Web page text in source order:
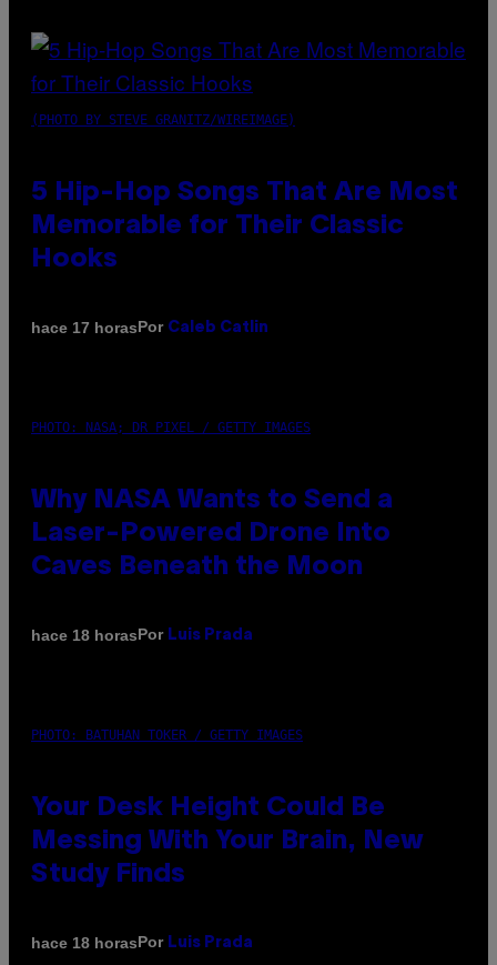
(PHOTO BY STEVE GRANITZ/WIREIMAGE)
5 Hip-Hop Songs That Are Most
Memorable for Their Classic
Hooks
hace 17 horasPor Caleb Catlin
PHOTO: NASA; DR PIXEL / GETTY IMAGES
Why NASA Wants to Send a
Laser-Powered Drone Into
Caves Beneath the Moon
hace 18 horasPor Luis Prada
PHOTO: BATUHAN TOKER / GETTY IMAGES
Your Desk Height Could Be
Messing With Your Brain, New
Study Finds
hace 18 horasPor Luis Prada